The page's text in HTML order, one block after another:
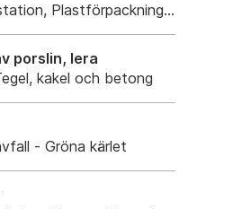
Plastförpackningar. Eller
porslin, lera
kakel och betong
- Gröna kärlet